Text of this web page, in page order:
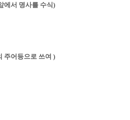
에서 명사를 수식)
주어등으로 쓰여 )